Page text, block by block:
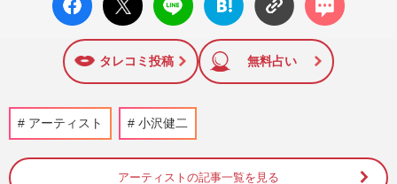
面に掲載された記事から、インターネット利用者層にとって
特に関心の高い題材の記事を、WEB向けにリライトして配信
しています！
ok い
ト
ブック
に追加
ト
タレコミ投稿 無料占い
アーティスト 小沢健二
アーティストの記事一覧を見る